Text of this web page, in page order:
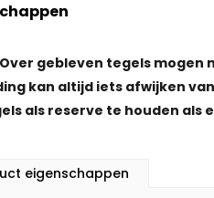
gebleven tegels mogen
kan altijd iets afwijken
als reserve te houden als
eigenschappen